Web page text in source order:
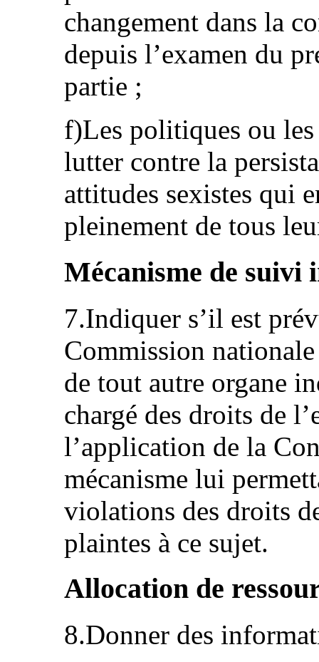
changement dans la
depuis l’examen du
partie ;
f)Les politiques ou les
lutter contre la
attitudes sexistes qui
pleinement de tous
Mécanisme de suivi
7.Indiquer s’il est
Commission
de tout autre organe
chargé des droits de
l’application de la
mécanisme lui
violations des droits
plaintes à ce sujet.
Allocation de
8.Donner des